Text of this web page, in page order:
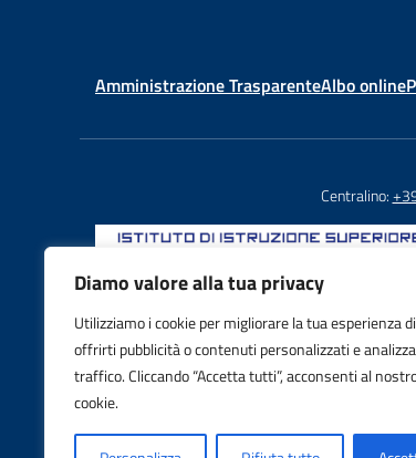
Diamo valore alla tua privacy
Utilizziamo i cookie per migliorare la tua esperienza
offrirti pubblicità o contenuti personalizzati e
traffico. Cliccando “Accetta tutti”, acconsenti al
cookie.
Amministrazione TrasparenteAlbo online
Centralino:
Email: CTIS03800X@istruzione.it
PEC: CTIS03800X@pec.istruzione.it
IBAN: IT88S0103016995000001605992